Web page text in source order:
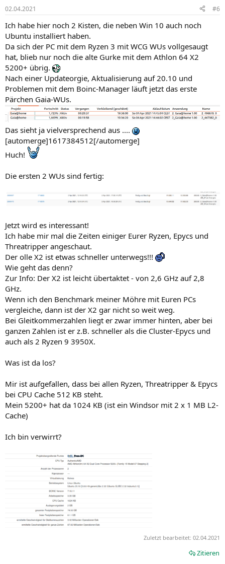
e
:
02.04.2021 #6
Ich habe hier noch 2 Kisten, die neben Win 10 auch noch
Ubuntu installiert haben.
Da sich der PC mit dem Ryzen 3 mit WCG WUs vollgesaugt
hat, blieb nur noch die alte Gurke mit dem Athlon 64 X2
5200+ übrig.
Nach einer Updateorgie, Aktualisierung auf 20.10 und
Problemen mit dem Boinc-Manager läuft jetzt das erste
Pärchen Gaia-WUs.
Das sieht ja vielversprechend aus ....
[automerge]1617384512[/automerge]
Huch!
Die ersten 2 WUs sind fertig:
Jetzt wird es interessant!
Ich habe mir mal die Zeiten einiger Eurer Ryzen, Epycs und
Threatripper angeschaut.
Der olle X2 ist etwas schneller unterwegs!!!
Wie geht das denn?
Zur Info: Der X2 ist leicht übertaktet - von 2,6 GHz auf 2,8
GHz.
Wenn ich den Benchmark meiner Möhre mit Euren PCs
vergleiche, dann ist der X2 gar nicht so weit weg.
Bei Gleitkommerzahlen liegt er zwar immer hinten, aber bei
ganzen Zahlen ist er z.B. schneller als die Cluster-Epycs und
auch als 2 Ryzen 9 3950X.
Was ist da los?
Mir ist aufgefallen, dass bei allen Ryzen, Threatripper & Epycs
bei CPU Cache 512 KB steht.
Mein 5200+ hat da 1024 KB (ist ein Windsor mit 2 x 1 MB L2-
Cache)
Ich bin verwirrt?
Zuletzt bearbeitet: 02.04.2021
Zitieren